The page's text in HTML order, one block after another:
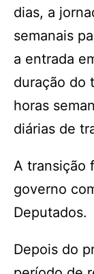
dias, a
semanais
a entrada
duração do
horas
diárias de
A transição
governo
Deputados.
Depois do